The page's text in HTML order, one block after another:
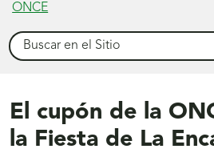
Buscar
El cupón de la
la Fiesta de La